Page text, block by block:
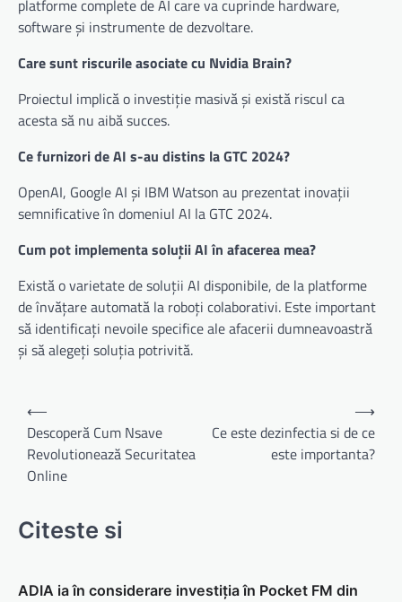
platforme complete de AI care va cuprinde hardware,
software și instrumente de dezvoltare.
Care sunt riscurile asociate cu Nvidia Brain?
Proiectul implică o investiție masivă și există riscul ca
acesta să nu aibă succes.
Ce furnizori de AI s-au distins la GTC 2024?
OpenAI, Google AI și IBM Watson au prezentat inovații
semnificative în domeniul AI la GTC 2024.
Cum pot implementa soluții AI în afacerea mea?
Există o varietate de soluții AI disponibile, de la platforme
de învățare automată la roboți colaborativi. Este important
să identificați nevoile specifice ale afacerii dumneavoastră
și să alegeți soluția potrivită.
Navigare
în
articole
⟵
Descoperă Cum Nsave
Revolutionează Securitatea
Online
Ce este dezinfectia si de ce
este importanta?
⟶
Citeste si
ADIA ia în considerare investiția în Pocket FM din